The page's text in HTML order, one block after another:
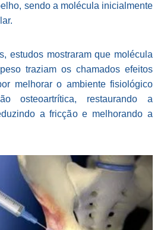
sendo a molécula inicialmente
estudos mostraram que molécula
traziam os chamados efeitos
melhorar o ambiente fisiológico
osteoartrítica, restaurando a
a fricção e melhorando a